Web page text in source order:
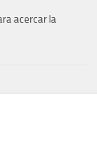
acercar la